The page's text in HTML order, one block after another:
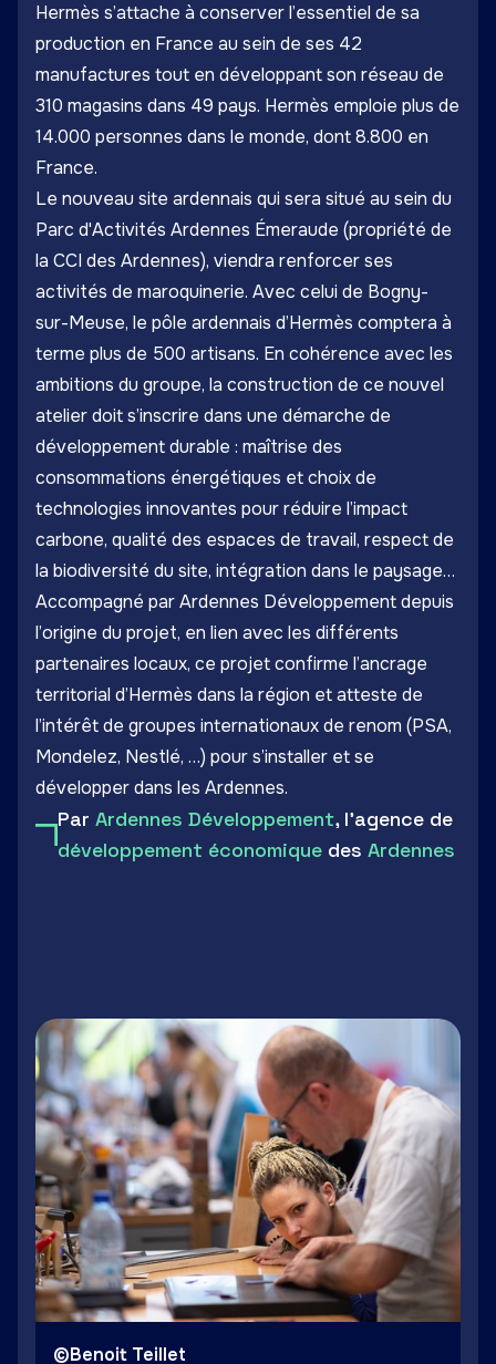
Hermès s’attache à conserver l’essentiel de sa
production en France au sein de ses 42
manufactures tout en développant son réseau de
310 magasins dans 49 pays. Hermès emploie plus de
14.000 personnes dans le monde, dont 8.800 en
France.
Le nouveau site ardennais qui sera situé au sein du
Parc d'Activités Ardennes Émeraude (propriété de
la CCI des Ardennes), viendra renforcer ses
activités de maroquinerie. Avec celui de Bogny-
sur-Meuse, le pôle ardennais d’Hermès comptera à
terme plus de 500 artisans. En cohérence avec les
ambitions du groupe, la construction de ce nouvel
atelier doit s’inscrire dans une démarche de
développement durable : maîtrise des
consommations énergétiques et choix de
technologies innovantes pour réduire l’impact
carbone, qualité des espaces de travail, respect de
la biodiversité du site, intégration dans le paysage…
Accompagné par Ardennes Développement depuis
l’origine du projet, en lien avec les différents
partenaires locaux, ce projet confirme l’ancrage
territorial d’Hermès dans la région et atteste de
l’intérêt de groupes internationaux de renom (PSA,
Mondelez, Nestlé, …) pour s’installer et se
développer dans les Ardennes.
Par Ardennes Développement, l'agence de
développement économique des Ardennes
©Benoit Teillet